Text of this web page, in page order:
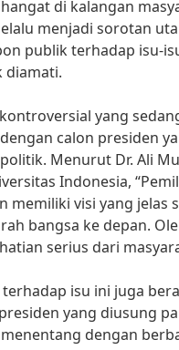
di kalangan
menjadi sorotan
publik terhadap isu-
diamati.
yang
calon presiden
Menurut Dr. Ali
Indonesia,
memiliki visi yang jelas
bangsa ke depan.
serius dari
isu ini juga
yang diusung
dengan